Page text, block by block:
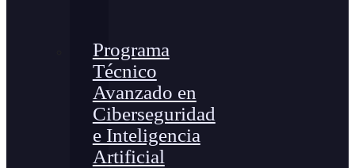
Programa
Técnico
Avanzado en
Ciberseguridad
e Inteligencia
Artificial